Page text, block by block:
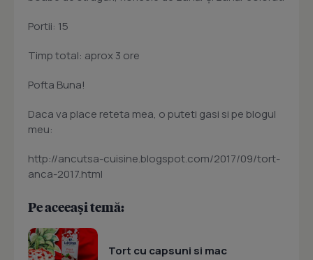
Portii: 15
Timp total: aprox 3 ore
Pofta Buna!
Daca va place reteta mea, o puteti gasi si pe blogul
meu:
http://ancutsa-cuisine.blogspot.com/2017/09/tort-
anca-2017.html
Pe aceeași temă:
Tort cu capsuni si mac